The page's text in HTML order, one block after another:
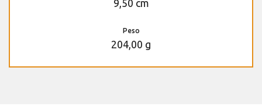
9,50 cm
Peso
204,00 g